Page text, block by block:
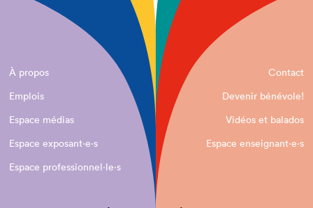
À propos
Contact
Emplois
Devenir bénévole!
Espace médias
Vidéos et balados
Espace exposant·e⋅s
Espace enseignant·e⋅s
Espace professionnel·le⋅s